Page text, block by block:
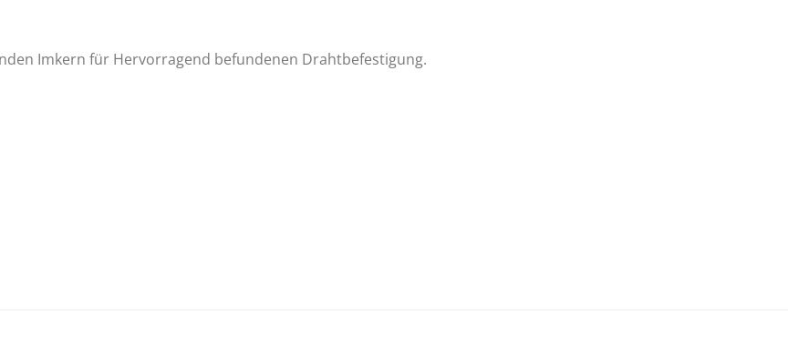
Imkern für Hervorragend befundenen Drahtbefestigung.